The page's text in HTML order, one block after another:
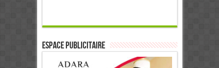
ESPACE PUBLICITAIRE